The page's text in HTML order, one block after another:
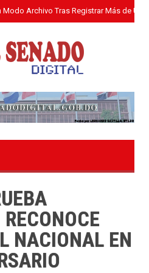
Modo Archivo Tras Registrar Más de Un
NACIONAL EN